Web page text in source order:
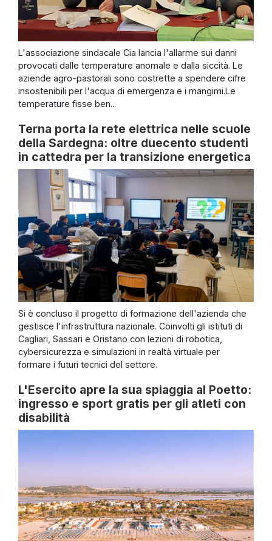
L'associazione sindacale Cia lancia l'allarme sui danni
provocati dalle temperature anomale e dalla siccità. Le
aziende agro-pastorali sono costrette a spendere cifre
insostenibili per l'acqua di emergenza e i mangimi.Le
temperature fisse ben...
Terna porta la rete elettrica nelle scuole
della Sardegna: oltre duecento studenti
in cattedra per la transizione energetica
Si è concluso il progetto di formazione dell'azienda che
gestisce l'infrastruttura nazionale. Coinvolti gli istituti di
Cagliari, Sassari e Oristano con lezioni di robotica,
cybersicurezza e simulazioni in realtà virtuale per
formare i futuri tecnici del settore.
L'Esercito apre la sua spiaggia al Poetto:
ingresso e sport gratis per gli atleti con
disabilità